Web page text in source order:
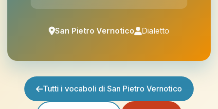
San Pietro Vernotico Dialetto
Tutti i vocaboli di San Pietro Vernotico